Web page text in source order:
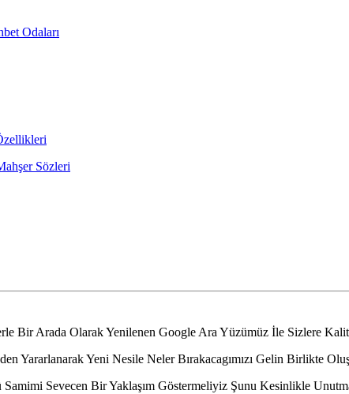
Odaları
Sözleri
Bir Arada Olarak Yenilenen Google Ara Yüzümüz İle Sizlere
Yeni Nesile Neler Bırakacagımızı Gelin Birlikte
Sevecen Bir Yaklaşım Göstermeliyiz Şunu Kesinlikle